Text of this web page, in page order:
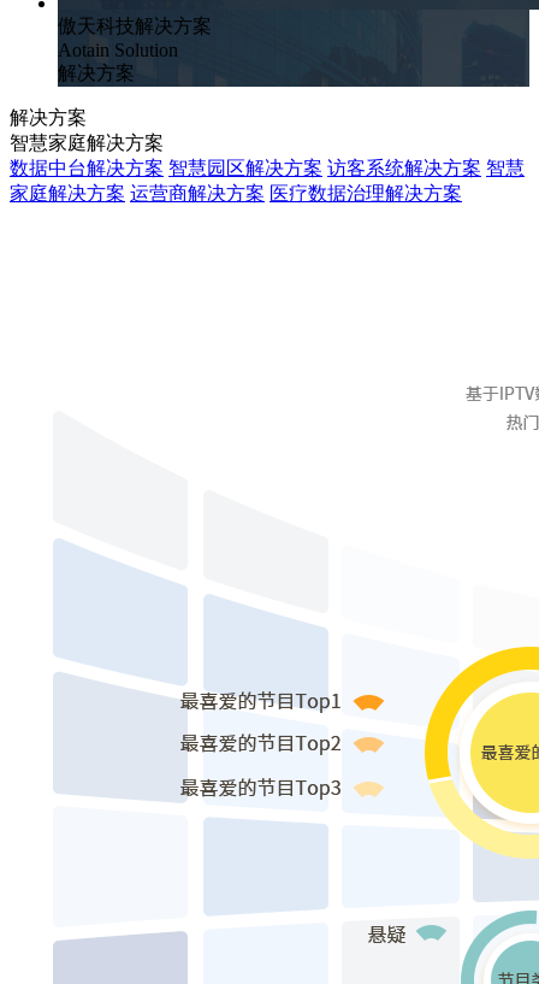
傲天科技解决方案
Aotain Solution
解决方案
解决方案
智慧家庭解决方案
数据中台解决方案 智慧园区解决方案 访客系统解决方案 智慧
家庭解决方案 运营商解决方案 医疗数据治理解决方案